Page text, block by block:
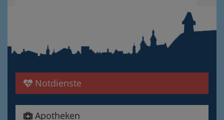
Notdienste
Apotheken